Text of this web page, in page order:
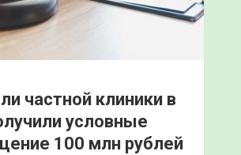
частной клиники в
условные
100 млн рублей